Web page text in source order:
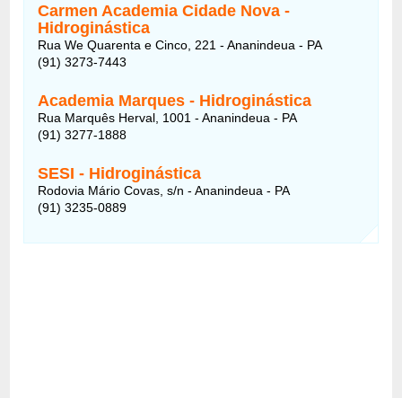
Carmen Academia Cidade Nova -
Hidroginástica
Rua We Quarenta e Cinco, 221 - Ananindeua - PA
(91) 3273-7443
Academia Marques - Hidroginástica
Rua Marquês Herval, 1001 - Ananindeua - PA
(91) 3277-1888
SESI - Hidroginástica
Rodovia Mário Covas, s/n - Ananindeua - PA
(91) 3235-0889